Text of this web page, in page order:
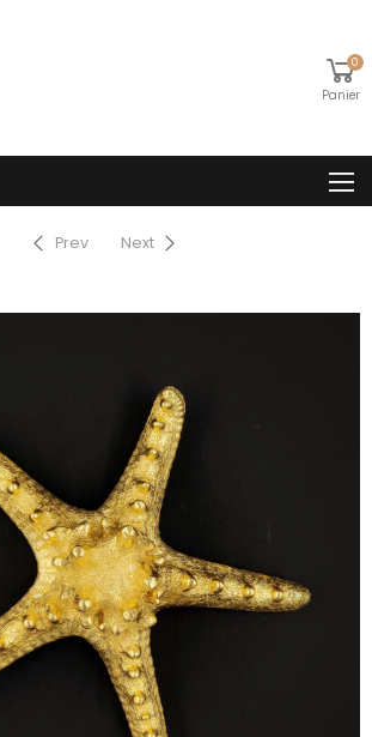
0
Panier
Prev Next